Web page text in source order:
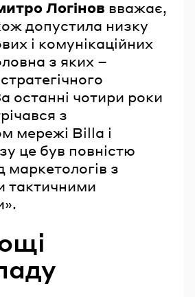
Логінов вважає,
допустила низку
і комунікаційних
з яких –
останні чотири роки
з
мережі Billa і
це був повністю
маркетологів з
тактичними